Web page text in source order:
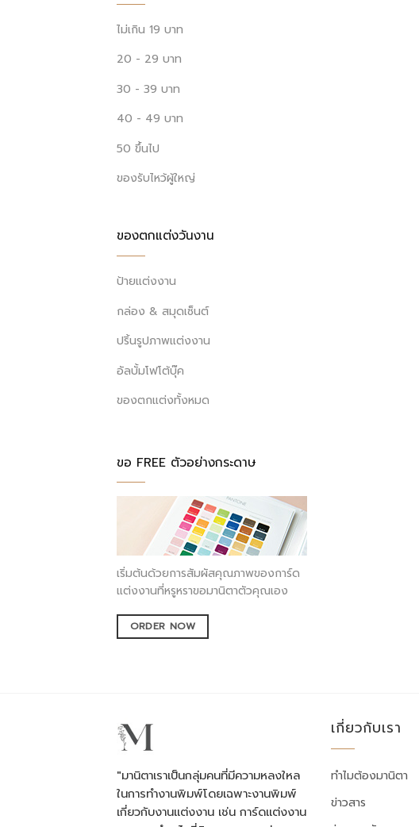
ไม่เกิน 19 บาท
20 - 29 บาท
30 - 39 บาท
40 - 49 บาท
50 ขึ้นไป
ของรับไหว้ผู้ใหญ่
ของตกแต่งวันงาน
ป้ายแต่งงาน
กล่อง & สมุดเซ็นต์
ปริ้นรูปภาพแต่งงาน
อัลบั้มโฟโต้บุ๊ค
ของตกแต่งทั้งหมด
ขอ FREE ตัวอย่างกระดาษ
เริ่มต้นด้วยการสัมผัสคุณภาพของการ์ด
แต่งงานที่หรูหราขอมานิตาตัวคุณเอง
ORDER NOW
"มานิตาเราเป็นกลุ่มคนที่มีความหลงใหล
ในการทำงานพิมพ์โดยเฉพาะงานพิมพ์
เกี่ยวกับงานแต่งงาน เช่น การ์ดแต่งงาน
เกี่ยวกับเรา
ทำไมต้องมานิตา
ข่าวสาร